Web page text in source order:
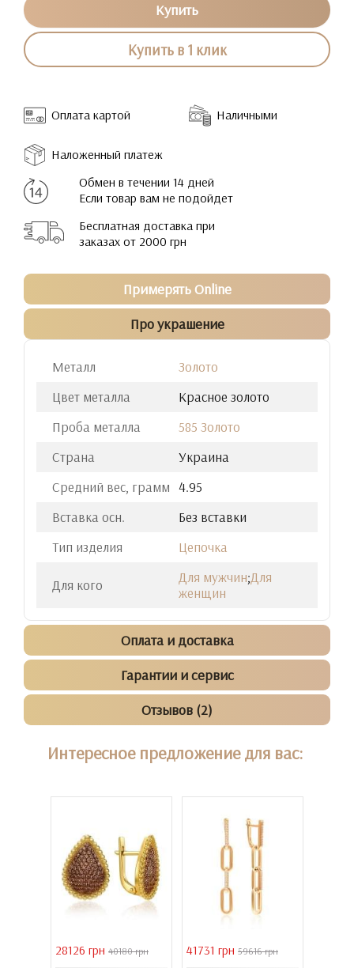
Купить
Купить в 1 клик
Оплата картой Наличными
Наложенный платеж
Обмен в течении 14 дней
Если товар вам не подойдет
Бесплатная доставка при
заказах от 2000 грн
Примерять Online
Про украшение
Металл
Золото
Цвет металла
Красное золото
Проба металла
585 Золото
Страна
Украина
Средний вес, грамм 4.95
Вставка осн.
Без вставки
Тип изделия
Цепочка
Для кого Для мужчин;Для
женщин
Оплата и доставка
Гарантии и сервис
Отзывов (2)
Интересное предложение для вас:
28126 грн 40180 грн 41731 грн 59616 грн